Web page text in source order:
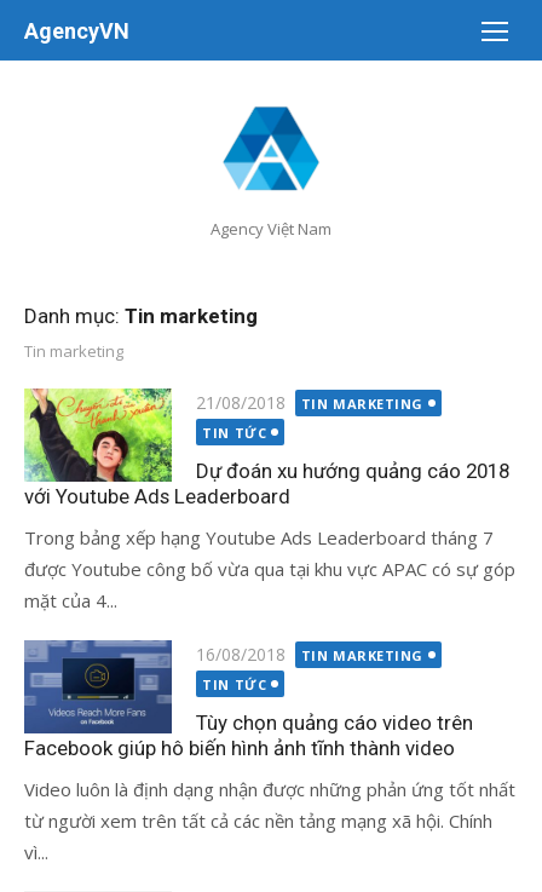
Agency Việt Nam
AgencyVN
Danh mục: Tin marketing
Tin marketing
Đăng
vào
21/08/2018
TIN MARKETING
TIN TỨC
Dự đoán xu hướng quảng cáo 2018
với Youtube Ads Leaderboard
Trong bảng xếp hạng Youtube Ads Leaderboard tháng 7
được Youtube công bố vừa qua tại khu vực APAC có sự góp
mặt của 4...
Đăng
vào
16/08/2018
TIN MARKETING
TIN TỨC
Tùy chọn quảng cáo video trên
Facebook giúp hô biến hình ảnh tĩnh thành video
Video luôn là định dạng nhận được những phản ứng tốt nhất
từ người xem trên tất cả các nền tảng mạng xã hội. Chính
vì...